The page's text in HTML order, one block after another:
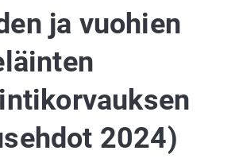
ja vuohien
2024)